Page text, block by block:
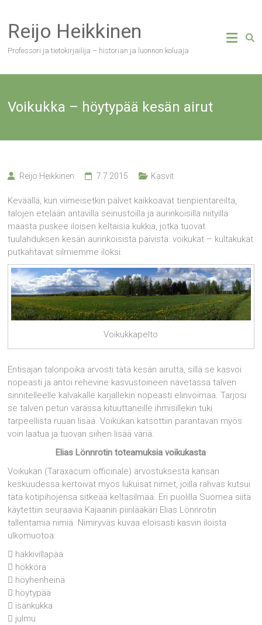
content
Reijo Heikkinen
Professori ja tietokirjailija – historian ja luonnon koluaja
Voikukka – höytypää kesän airut
Reijo Heikkinen 7.7.2015 Kasvit
Keväällä, kun viimeisetkin pälvet kaikkoavat tienpientareilta,
talojen etelään antavilla seinustoilla ja aurinkoisilla niityillä
maasta puskee iloisen keltaisia kukkia, jotka tuovat
tuulahduksen kesän aurinkoisista päivistä: voikukat – kultakukat
putkahtavat silmiemme iloksi.
Voikukkapelto
Entisajan talonpoika arvosti tätä kesän airutta, sillä se kasvoi
nopeasti ja antoi rehevine kasvustoineen navetassa talven
sinnitelleelle kalvakalle karjallekin nopeasti elinvoimaa. Tarjosi
se talven petun varassa kituuttaneille ihmisillekin tuki
tarpeellista ruuan lisää. Voikukan katsottiin parantavan myös
voin laatua ja tuovan siihen lisää väriä.
Elias Lönnrotin toteamuksia voikukasta
Voikukan (Taraxacum officinale) arvostuksesta kansan
keskuudessa kertoivat myös lukuisat nimet, joilla rahvas kutsui
tätä kotipihojensa sitkeää keltasilmää. Eri puolilla Suomea siitä
käytettiin seuraavia Kajaanin piirilääkäri Elias Lönnrotin
tallentamia nimiä. Nimiryväs kuvaa eloisasti kasvin iloista
ulkomuotoa:
 häkkivillapää
 hökkörä
 höyhenheinä
 höytypää
 isänkukka
 julmu